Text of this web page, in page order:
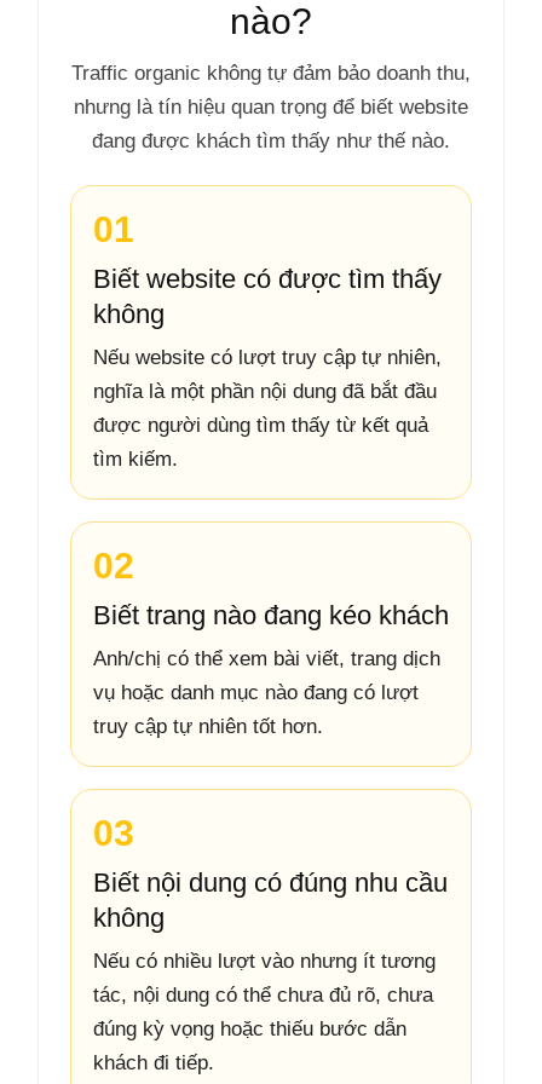
nào?
Traffic organic không tự đảm bảo doanh thu,
nhưng là tín hiệu quan trọng để biết website
đang được khách tìm thấy như thế nào.
01
Biết website có được tìm thấy
không
Nếu website có lượt truy cập tự nhiên,
nghĩa là một phần nội dung đã bắt đầu
được người dùng tìm thấy từ kết quả
tìm kiếm.
02
Biết trang nào đang kéo khách
Anh/chị có thể xem bài viết, trang dịch
vụ hoặc danh mục nào đang có lượt
truy cập tự nhiên tốt hơn.
03
Biết nội dung có đúng nhu cầu
không
Nếu có nhiều lượt vào nhưng ít tương
tác, nội dung có thể chưa đủ rõ, chưa
đúng kỳ vọng hoặc thiếu bước dẫn
khách đi tiếp.